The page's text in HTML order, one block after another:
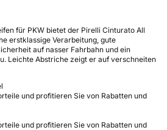
für PKW bietet der Pirelli Cinturato All
erstklassige Verarbeitung, gute
auf nasser Fahrbahn und ein
Leichte Abstriche zeigt er auf verschneiten
und profitieren Sie von Rabatten und
und profitieren Sie von Rabatten und